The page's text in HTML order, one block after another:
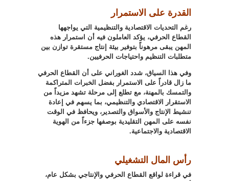
القدرة على الاستمرار
رغم التحديات الاقتصادية والتنظيمية التي يواجهها
القطاع الحرفي، يؤكد العاملون فيه أن استمرار هذه
المهن يبقى مرهوناً بتوفير بيئة إنتاج مستقرة توازن بين
متطلبات التنظيم واحتياجات الحرفيين.
وفي هذا السياق، شدد الغوراني على أن القطاع الحرفي
ما زال قادراً على الاستمرار بفضل الخبرات المتراكمة
والتمسك بالمهنة، مع تطلع إلى مرحلة تشهد مزيداً من
الاستقرار الاقتصادي والتنظيمي، بما يسهم في إعادة
تنشيط الإنتاج والأسواق والتصدير، ويحافظ في الوقت
نفسه على المهن التقليدية بوصفها جزءاً من الهوية
الاقتصادية والاجتماعية.
رأس المال التشغيلي
في قراءة لواقع القطاع الحرفي والإنتاجي بشكل عام،